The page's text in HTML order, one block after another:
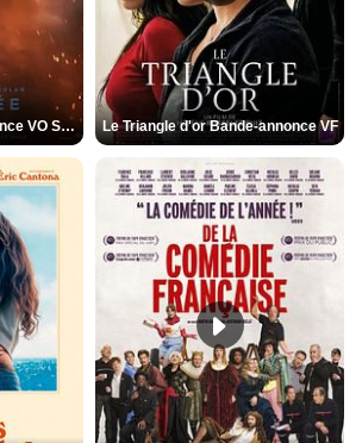
L'Odyssée Bande-annonce VO STFR Le Triangle d'or Bande-annonce VF